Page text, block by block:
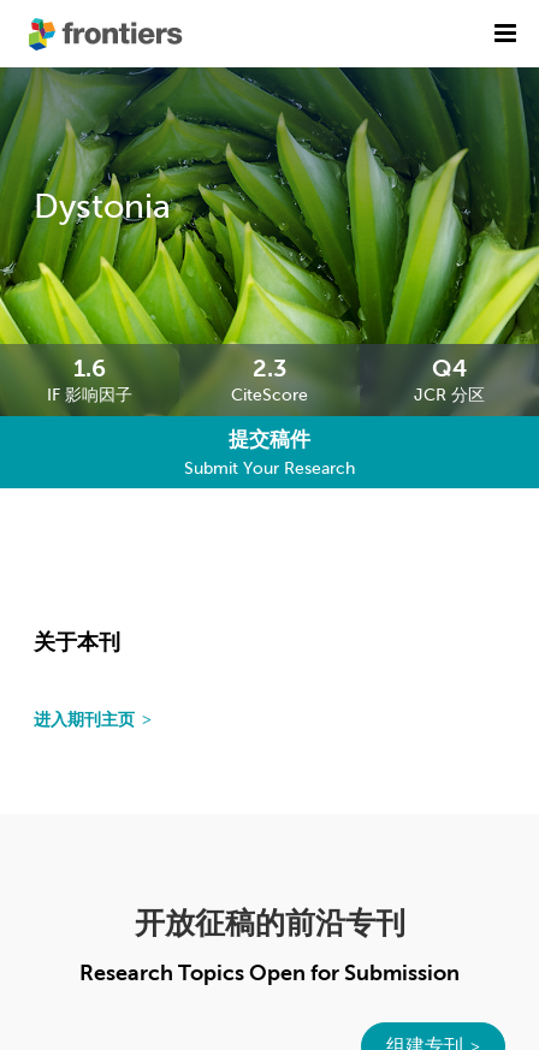
首页
期刊列表
精选潜力期刊
前沿专刊
科研诚信
出版费用
加入我们
English
Dystonia
1.6
IF 影响因子
2.3
CiteScore
Q4
JCR 分区
提交稿件
Submit Your Research
关于本刊
进入期刊主页
开放征稿的前沿专刊
Research Topics Open for Submission
组建专刊